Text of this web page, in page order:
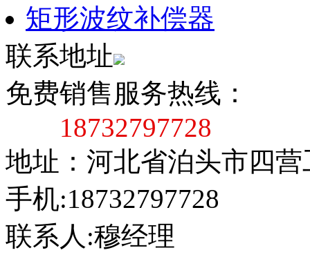
矩形波纹补偿器
联系地址
免费销售服务热线：
18732797728
地址：河北省泊头市四营
手机:18732797728
联系人:穆经理